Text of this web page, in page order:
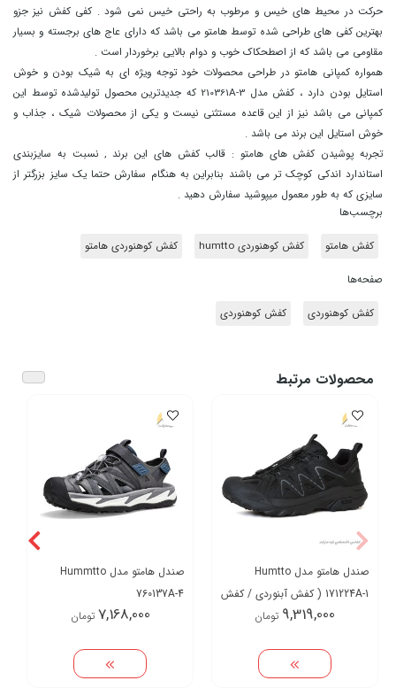
حرکت در محیط های خیس و مرطوب به راحتی خیس نمی شود . کفی کفش نیز جزو
بهترین کفی های طراحی شده توسط هامتو می باشد که دارای عاج های برجسته و بسیار
مقاومی می باشد که از اصطحکاک خوب و دوام بالایی برخوردار است .
همواره کمپانی هامتو در طراحی محصولات خود توجه ویژه ای به شیک بودن و خوش
استایل بودن دارد ، کفش مدل 210361A-3 که جدیدترین محصول تولیدشده توسط این
کمپانی می باشد نیز از این قاعده مستثنی نیست و یکی از محصولات شیک ، جذاب و
خوش استایل این برند می باشد .
تجربه پوشیدن کفش های هامتو : قالب کفش های این برند , نسبت به سایزبندی
استاندارد اندکی کوچک تر می باشند بنابراین به هنگام سفارش حتما یک سایز بزرگتر از
سایزی که به طور معمول میپوشید سفارش دهید .
برچسب‌ها
کفش هامتو کفش کوهنوردی humtto کفش کوهنوردی هامتو
صفحه‌ها
کفش کوهنوردی کفش کوهنوردی
محصولات مرتبط
صندل هامتو مدل Humtto
171224A-1 ( کفش آبنوردی / کفش
تابستانی )9,319,000 تومان
صندل هامتو مدل Hummtto
760137A-4
7,168,000 تومان